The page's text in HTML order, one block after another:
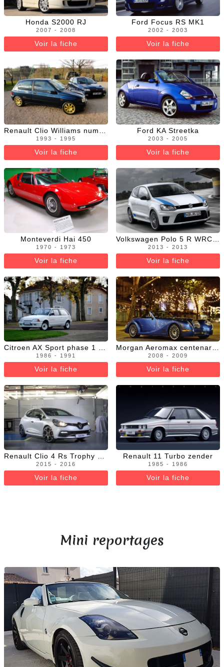
Honda S2000 RJ
2007 - 2008
Voir la fiche
Ford Focus RS MK1
2002 - 2003
Voir la fiche
1993 - 1995
Voir la fiche
Ford KA Streetka
2003 - 2005
Voir la fiche
Monteverdi Hai 450
1970 - 1973
Voir la fiche
2013 - 2013
Voir la fiche
1986 - 1991
Voir la fiche
2008 - 2009
Voir la fiche
2015 - 2016
Voir la fiche
Renault 11 Turbo zender
1985 - 1986
Voir la fiche
Mini reportages